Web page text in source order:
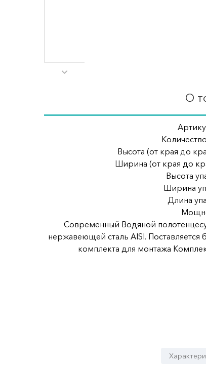
О
Высота (от края до
Ширина (от края до
Высота
Ширина
Длина
Современный Водяной
нержавеющей сталь AISI.
комплекта для монтажа